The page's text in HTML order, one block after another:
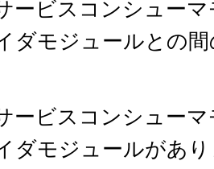
ービスコンシュー
ダモジュールとの
ービスコンシュー
ダモジュールがあ